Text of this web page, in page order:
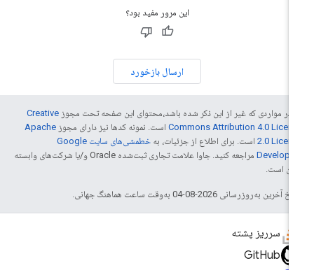
این مرور مفید بود؟
ارسال بازخورد
در مواردی که غیر از این ذکر شده باشد،‌محتوای این صفحه تحت مجوزCreative
Commons Attribution 4.0است. نمونه کدها نیز دارای مجوزApache
2.0است. برای اطلاع از جزئیات، به
خطمشی‌های سایت Google
مراجعه کنید. جاوا علامت تجاری ثبت‌شده Oracle و/یا شرکت‌های وابسته
آن است.
آخرین به‌روزرسانی 2026-08-04 به‌وقت ساعت هماهنگ جهانی.
سرریز پشته
GitHub